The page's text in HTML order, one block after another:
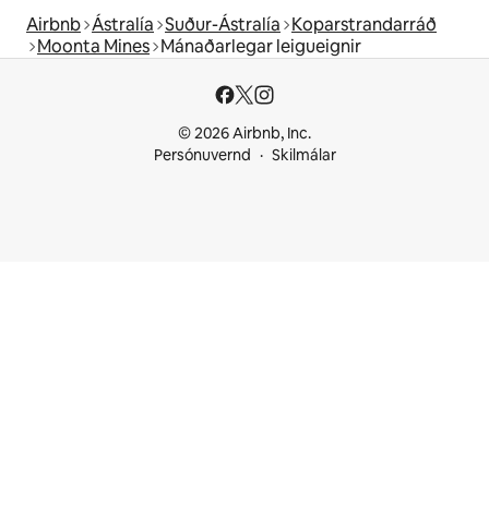
Airbnb Ástralía Suður-Ástralía Koparstrandarráð
Moonta Mines Mánaðarlegar leigueignir
© 2026 Airbnb, Inc.
Persónuvernd
Skilmálar